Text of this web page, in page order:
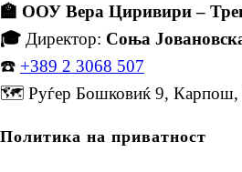
🏫 ООУ Вера Циривири –
🎓 Директор: Соња
☎️ +389 2 3068 507
🗺️ Руѓер Бошковиќ 9, Карпош,
Политика на приватност